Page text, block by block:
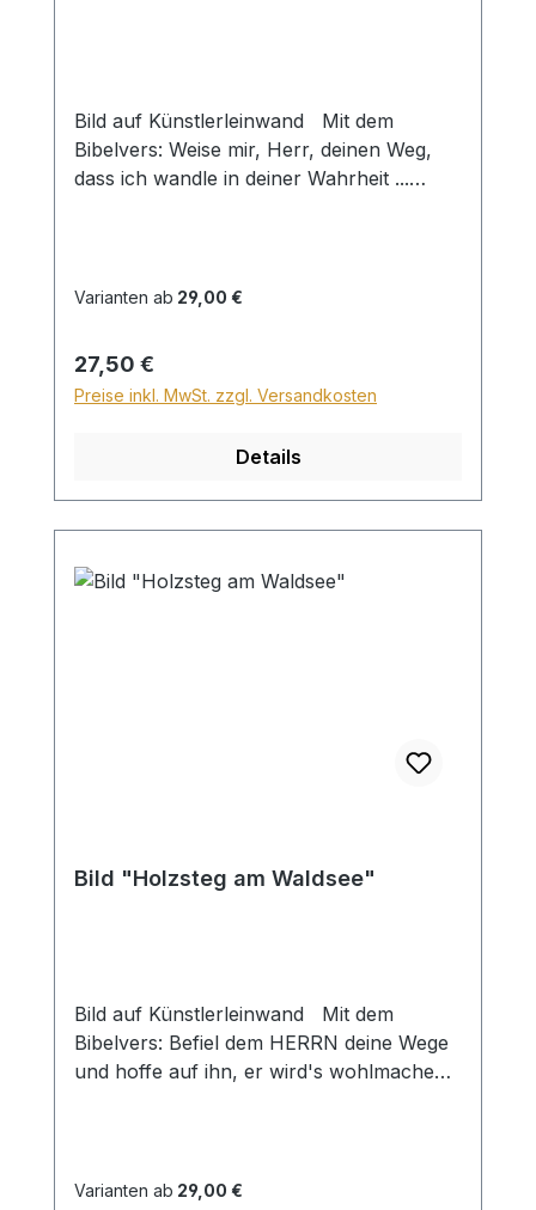
Bild auf Künstlerleinwand Mit dem
Bibelvers: Weise mir, Herr, deinen Weg,
dass ich wandle in deiner Wahrheit ...
Deutschlands ein Zuschlag für Sperrgut in
Versand ins Ausland beträgt der
Sperrgutzuschlag 30€.
Varianten ab 29,00 €
Regulärer Preis:
27,50 €
Preise inkl. MwSt. zzgl. Versandkosten
Details
Bild "Holzsteg am Waldsee"
Bild auf Künstlerleinwand Mit dem
Bibelvers: Befiel dem HERRN deine Wege
und hoffe auf ihn, er wird's wohlmachen
Deutschlands ein Zuschlag für Sperrgut in
Varianten ab 29,00 €